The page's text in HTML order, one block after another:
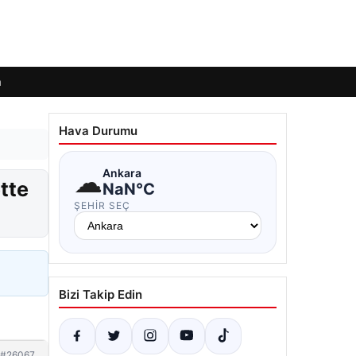
Hava Durumu
☁Ankara
NaN°C
ŞEHIR SEÇ
Bizi Takip Edin